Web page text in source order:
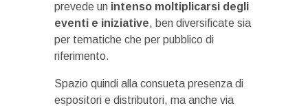
prevede un intenso moltiplicarsi degli
eventi e iniziative, ben diversificate sia
per tematiche che per pubblico di
riferimento.
Spazio quindi alla consueta presenza di
espositori e distributori, ma anche via